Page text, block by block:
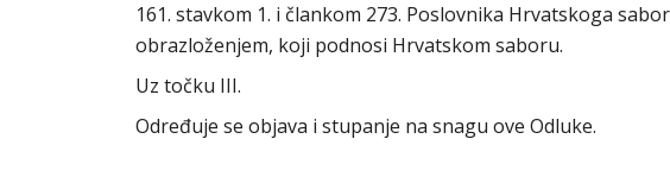
161. stavkom 1. i člankom 273. Poslovnika Hrvatskoga
obrazloženjem, koji podnosi Hrvatskom saboru.
Uz točku III.
Određuje se objava i stupanje na snagu ove Odluke.